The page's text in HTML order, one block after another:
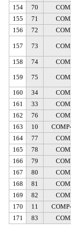
154
70
155
71
156
72
157 73
158 74
159 75
160 34
161
33
162
76
163
10
164
77
165
78
166
79
167
80
168
81
169
82
170
11
171
83